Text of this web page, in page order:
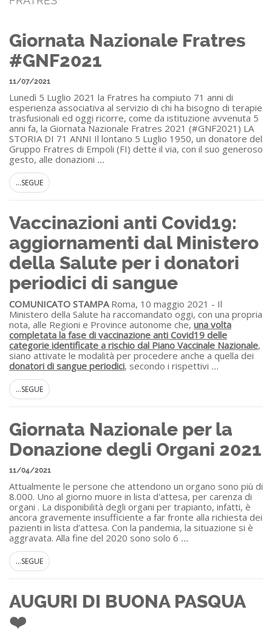
Giornata Nazionale Fratres
#GNF2021
11/07/2021
Lunedì 5 Luglio 2021 la Fratres ha compiuto 71 anni di
esperienza associativa al servizio di chi ha bisogno di terapie
trasfusionali ed oggi ricorre, come da istituzione avvenuta 5
anni fa, la Giornata Nazionale Fratres 2021 (#GNF2021) LA
STORIA DI 71 ANNI Il lontano 5 Luglio 1950, un donatore del
Gruppo Fratres di Empoli (FI) dette il via, con il suo generoso
gesto, alle donazioni ...
...SEGUE
Vaccinazioni anti Covid19:
aggiornamenti dal Ministero
della Salute per i donatori
periodici di sangue
COMUNICATO STAMPARoma, 10 maggio 2021 - Il
Ministero della Salute ha raccomandato oggi, con una propria
nota, alle Regioni e Province autonome che, una volta
completata la fase di vaccinazione anti Covid19 delle
categorie identificate a rischio dal Piano Vaccinale Nazionale,
siano attivate le modalità per procedere anche a quella dei
donatori di sangue periodici, secondo i rispettivi ...
...SEGUE
Giornata Nazionale per la
Donazione degli Organi 2021
11/04/2021
Attualmente le persone che attendono un organo sono più di
8.000. Uno al giorno muore in lista d'attesa, per carenza di
organi . La disponibilità degli organi per trapianto, infatti, è
ancora gravemente insufficiente a far fronte alla richiesta dei
pazienti in lista d’attesa. Con la pandemia, la situazione si è
aggravata. Alla fine del 2020 sono solo 6 ...
...SEGUE
AUGURI DI BUONA PASQUA
❤️